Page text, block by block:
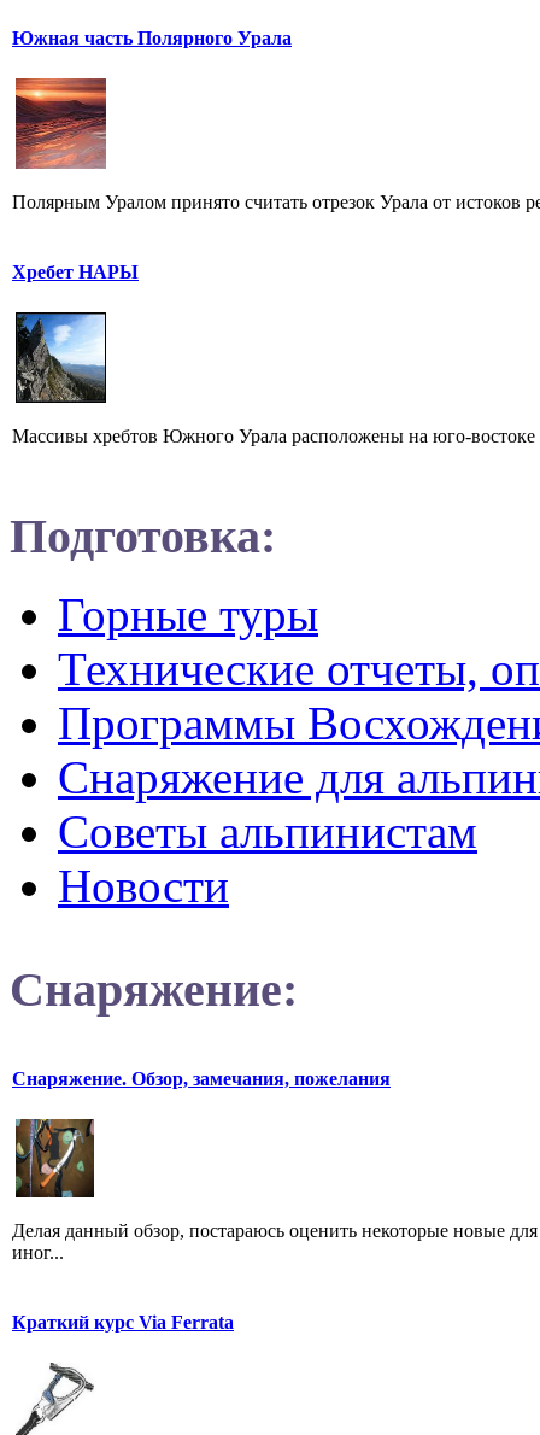
Южная часть Полярного Урала
Полярным Уралом принято считать отрезок Урала от истоков
Хребет НАРЫ
Массивы хребтов Южного Урала расположены на юго-востоке
Подготовка:
Горные туры
Технические отчеты,
Программы
Снаряжение для
Советы альпинистам
Новости
Снаряжение:
Снаряжение. Обзор, замечания, пожелания
Делая данный обзор, постараюсь оценить некоторые новые
иног...
Краткий курс Via Ferrata